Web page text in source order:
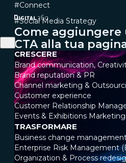
CRESCERE
Brand communication,
Brand reputation & PR
Channel marketing &
Customer experience
Customer Relationship
Events & Exhibitions
TRASFORMARE
Business change
Enterprise Risk Management
Organization & Process
#Connect
#Social Media Strategy
Come
CTA alla tua